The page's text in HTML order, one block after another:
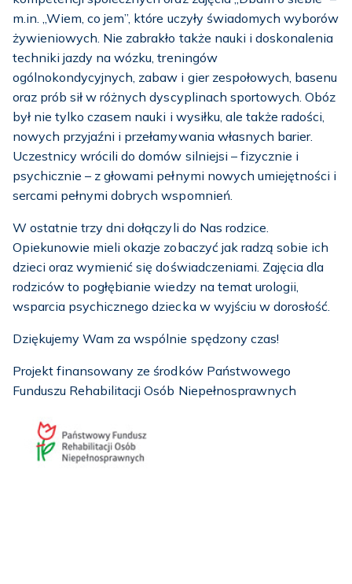
m.in. „Wiem, co jem”, które uczyły świadomych wyborów
żywieniowych. Nie zabrakło także nauki i doskonalenia
techniki jazdy na wózku, treningów
ogólnokondycyjnych, zabaw i gier zespołowych, basenu
oraz prób sił w różnych dyscyplinach sportowych. Obóz
był nie tylko czasem nauki i wysiłku, ale także radości,
nowych przyjaźni i przełamywania własnych barier.
Uczestnicy wrócili do domów silniejsi – fizycznie i
psychicznie – z głowami pełnymi nowych umiejętności i
sercami pełnymi dobrych wspomnień.
W ostatnie trzy dni dołączyli do Nas rodzice.
Opiekunowie mieli okazje zobaczyć jak radzą sobie ich
dzieci oraz wymienić się doświadczeniami. Zajęcia dla
rodziców to pogłębianie wiedzy na temat urologii,
wsparcia psychicznego dziecka w wyjściu w dorosłość.
Dziękujemy Wam za wspólnie spędzony czas!
Projekt finansowany ze środków Państwowego
Funduszu Rehabilitacji Osób Niepełnosprawnych